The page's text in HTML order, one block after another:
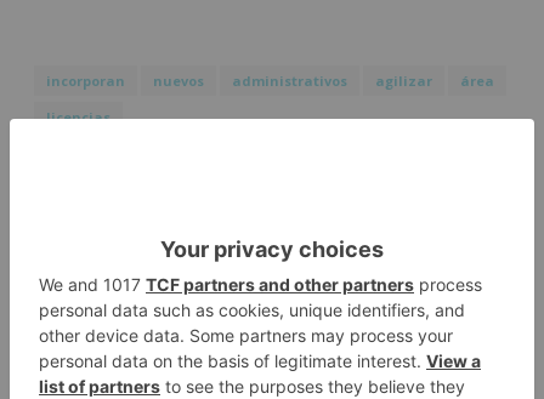
incorporan nuevos administrativos agilizar
área
licencias
Matthew Brennan conquista el
Castillo y se viste de líder en el
estreno de la Vuelta a Burgos
Un incendio intencionado